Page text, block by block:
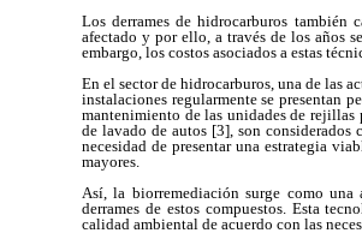
Los derrames de hidrocarburos
afectado y por ello, a través de los años
embargo, los costos asociados a estas
En el sector de hidrocarburos, una de las
instalaciones regularmente se presentan
mantenimiento de las unidades de rejillas
de lavado de autos [3], son
necesidad de presentar una estrategia
mayores.
Así, la biorremediación surge como
derrames de estos compuestos. Esta
calidad ambiental de acuerdo con las